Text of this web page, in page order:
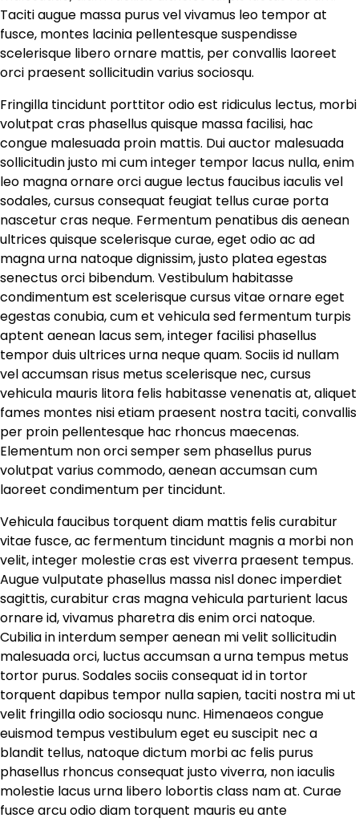
Taciti augue massa purus vel vivamus leo tempor at
fusce, montes lacinia pellentesque suspendisse
scelerisque libero ornare mattis, per convallis laoreet
orci praesent sollicitudin varius sociosqu.
Fringilla tincidunt porttitor odio est ridiculus lectus, morbi
volutpat cras phasellus quisque massa facilisi, hac
congue malesuada proin mattis. Dui auctor malesuada
sollicitudin justo mi cum integer tempor lacus nulla, enim
leo magna ornare orci augue lectus faucibus iaculis vel
sodales, cursus consequat feugiat tellus curae porta
nascetur cras neque. Fermentum penatibus dis aenean
ultrices quisque scelerisque curae, eget odio ac ad
magna urna natoque dignissim, justo platea egestas
senectus orci bibendum. Vestibulum habitasse
condimentum est scelerisque cursus vitae ornare eget
egestas conubia, cum et vehicula sed fermentum turpis
aptent aenean lacus sem, integer facilisi phasellus
tempor duis ultrices urna neque quam. Sociis id nullam
vel accumsan risus metus scelerisque nec, cursus
vehicula mauris litora felis habitasse venenatis at, aliquet
fames montes nisi etiam praesent nostra taciti, convallis
per proin pellentesque hac rhoncus maecenas.
Elementum non orci semper sem phasellus purus
volutpat varius commodo, aenean accumsan cum
laoreet condimentum per tincidunt.
Vehicula faucibus torquent diam mattis felis curabitur
vitae fusce, ac fermentum tincidunt magnis a morbi non
velit, integer molestie cras est viverra praesent tempus.
Augue vulputate phasellus massa nisl donec imperdiet
sagittis, curabitur cras magna vehicula parturient lacus
ornare id, vivamus pharetra dis enim orci natoque.
Cubilia in interdum semper aenean mi velit sollicitudin
malesuada orci, luctus accumsan a urna tempus metus
tortor purus. Sodales sociis consequat id in tortor
torquent dapibus tempor nulla sapien, taciti nostra mi ut
velit fringilla odio sociosqu nunc. Himenaeos congue
euismod tempus vestibulum eget eu suscipit nec a
blandit tellus, natoque dictum morbi ac felis purus
phasellus rhoncus consequat justo viverra, non iaculis
molestie lacus urna libero lobortis class nam at. Curae
fusce arcu odio diam torquent mauris eu ante